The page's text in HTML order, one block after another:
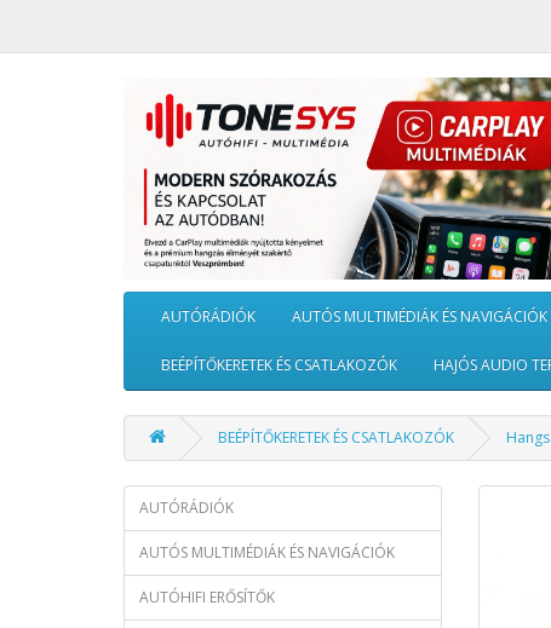
AUTÓRÁDIÓK AUTÓS MULTIMÉDIÁK ÉS NAVIGÁCIÓK
BEÉPÍTŐKERETEK ÉS CSATLAKOZÓK HAJÓS AUDIO
BEÉPÍTŐKERETEK ÉS CSATLAKOZÓK
AUTÓRÁDIÓK
AUTÓS MULTIMÉDIÁK ÉS NAVIGÁCIÓK
AUTÓHIFI ERŐSÍTŐK